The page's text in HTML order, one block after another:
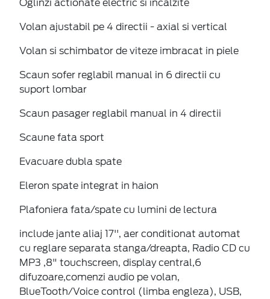
Oglinzi actionate electric si incalzite
Volan ajustabil pe 4 directii - axial si vertical
Volan si schimbator de viteze imbracat in piele
Scaun sofer reglabil manual in 6 directii cu
suport lombar
Scaun pasager reglabil manual in 4 directii
Scaune fata sport
Evacuare dubla spate
Eleron spate integrat in haion
Plafoniera fata/spate cu lumini de lectura
include jante aliaj 17'', aer conditionat automat
cu reglare separata stanga/dreapta, Radio CD cu
MP3 ,8" touchscreen, display central,6
difuzoare,comenzi audio pe volan,
BlueTooth/Voice control (limba engleza), USB,